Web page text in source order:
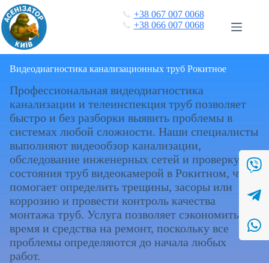
Перейти
к
сути
📞 +38 067 007 0068
📞 +38 066 007 0068
Видеодиагностика канализационных труб Рокитное
Профессиональная видеодиагностика
канализации и телеинспекция труб позволяет
быстро и без разборки выявить проблемы в
системах любой сложности. Наши специалисты
выполняют видеообзор канализации,
обследование инженерных сетей и проверку
состояния труб видеокамерой в Рокитном, что
помогает определить трещины, засоры или
коррозию и провести контроль качества
монтажа труб. Услуга позволяет сэкономить
время и средства на ремонт, поскольку все
проблемы определяются до начала любых
работ.